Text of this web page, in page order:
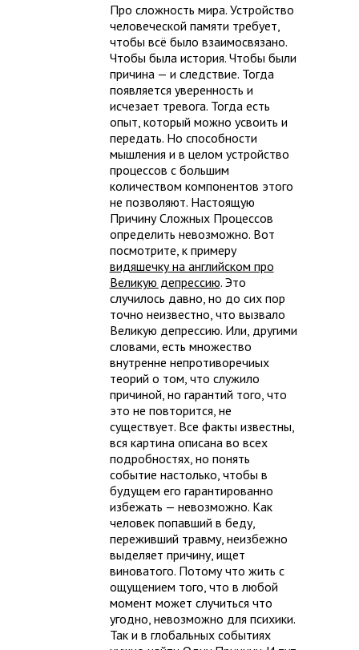
Про сложность мира. Устройство
человеческой памяти требует,
чтобы всё было взаимосвязано.
Чтобы была история. Чтобы были
причина — и следствие. Тогда
появляется уверенность и
исчезает тревога. Тогда есть
опыт, который можно усвоить и
передать. Но способности
мышления и в целом устройство
процессов с большим
количеством компонентов этого
не позволяют. Настоящую
Причину Сложных Процессов
определить невозможно. Вот
посмотрите, к примеру
видяшечку на английском про
Великую депрессию. Это
случилось давно, но до сих пор
точно неизвестно, что вызвало
Великую депрессию. Или, другими
словами, есть множество
внутренне непротиворечиых
теорий о том, что служило
причиной, но гарантий того, что
это не повторится, не
существует. Все факты известны,
вся картина описана во всех
подробностях, но понять
событие настолько, чтобы в
будущем его гарантированно
избежать — невозможно. Как
человек попавший в беду,
переживший травму, неизбежно
выделяет причину, ищет
виноватого. Потому что жить с
ощущением того, что в любой
момент может случиться что
угодно, невозможно для психики.
Так и в глобальных событиях